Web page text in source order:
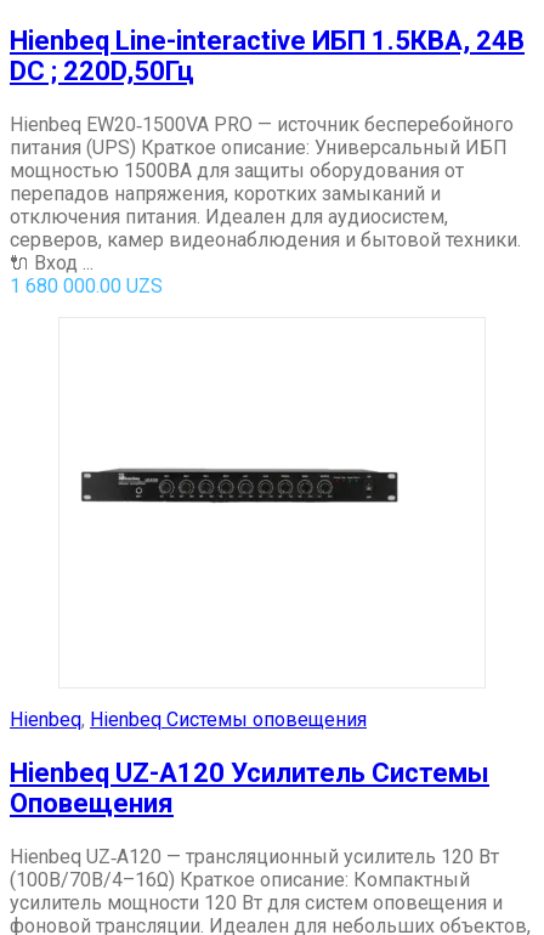
Hienbeq Line-interactive ИБП 1.5КВА, 24В
DC ; 220D,50Гц
Hienbeq EW20‑1500VA PRO — источник бесперебойного
питания (UPS) Краткое описание: Универсальный ИБП
мощностью 1500ВА для защиты оборудования от
перепадов напряжения, коротких замыканий и
отключения питания. Идеален для аудиосистем,
серверов, камер видеонаблюдения и бытовой техники.
🔌 Вход ...
1 680 000.00 UZS
Hienbeq, Hienbeq Системы оповещения
Hienbeq UZ-A120 Усилитель Системы
Оповещения
Hienbeq UZ‑A120 — трансляционный усилитель 120 Вт
(100В/70В/4–16Ω) Краткое описание: Компактный
усилитель мощности 120 Вт для систем оповещения и
фоновой трансляции. Идеален для небольших объектов,